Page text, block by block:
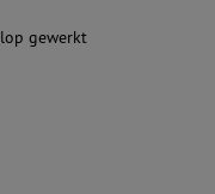
gewerkt